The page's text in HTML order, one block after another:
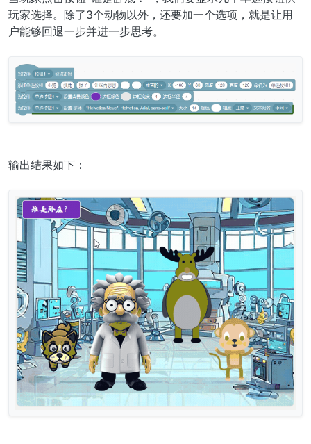
玩家选择。除了3个动物以外，还要加一个选项，就是让用
户能够回退一步并进一步思考。
输出结果如下：